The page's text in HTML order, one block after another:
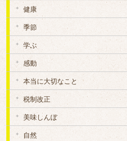
健康
季節
学ぶ
感動
本当に大切なこと
税制改正
美味しんぼ
自然